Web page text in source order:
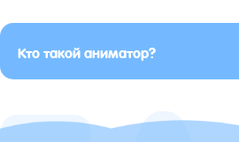
Кто такой аниматор?